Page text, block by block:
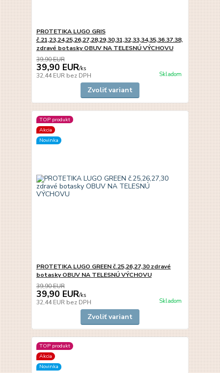
PROTETIKA LUGO GRIS
č.21,23,24,25,26,27,28,29,30,31,32,33,34,35,36.37.38,
zdravé botasky OBUV NA TELESNÚ VÝCHOVU
39,90 EUR
39,90 EUR/ks
32,44 EUR bez DPH Skladom
Zvoliť variant
TOP produkt
Akcia
Novinka
PROTETIKA LUGO GREEN č.25,26,27,30 zdravé
botasky OBUV NA TELESNÚ VÝCHOVU
39,90 EUR
39,90 EUR/ks
32,44 EUR bez DPH Skladom
Zvoliť variant
TOP produkt
Akcia
Novinka